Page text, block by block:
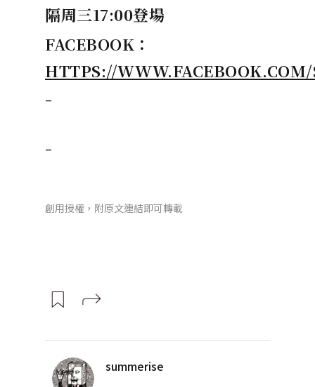
隔周三17:00登場
FACEBOOK ：
HTTPS://
–
–
創用授權，附原文連結即可轉載
summerise